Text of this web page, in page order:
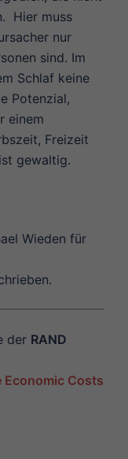
Hier muss
nur
sind. Im
Schlaf keine
Potenzial,
einem
Freizeit
gewaltig.
Wieden für
der RAND
Economic Costs